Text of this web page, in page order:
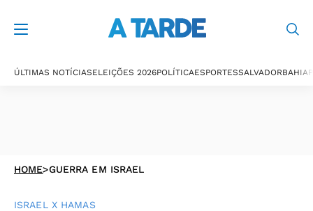
ÚLTIMAS NOTÍCIASELEIÇÕES 2026POLÍTICAESPORTESSALVADORBAHIA
HOME>GUERRA EM ISRAEL
ISRAEL X HAMAS